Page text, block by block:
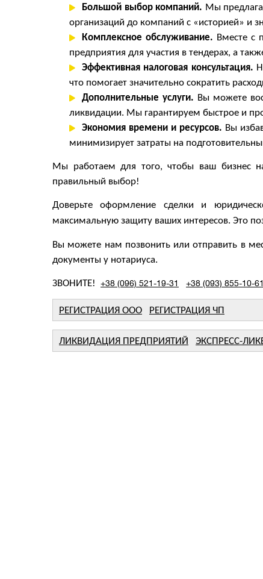
Большой выбор компаний. Мы
организаций до компаний с «историей» и
Комплексное обслуживание. Вместе с
предприятия для участия в тендерах, а
Эффективная налоговая консультация.
что помогает значительно сократить
Дополнительные услуги. Вы можете
ликвидации. Мы гарантируем быстрое и
Экономия времени и ресурсов. Вы
минимизирует затраты на
Мы работаем для того, чтобы ваш бизнес
правильный выбор!
Доверьте оформление сделки и
максимальную защиту ваших интересов. Это
Вы можете нам позвонить или отправить в
документы у нотариуса.
ЗВОНИТЕ! +38 (096) 521-19-31 +38 (093) 855-10-61
РЕГИСТРАЦИЯ ООО РЕГИСТРАЦИЯ ЧП
ЛИКВИДАЦИЯ ПРЕДПРИЯТИЙ ЭКСПРЕСС-